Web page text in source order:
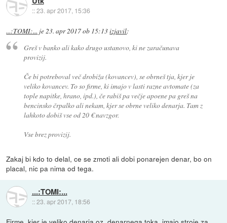
::23. apr 2017, 15:36
...:TOMI:... je23. apr 2017 ob 15:13izjavil:
Greš v banko ali kako drugo ustanovo, ki ne zaračunava
provizij.
Če bi potreboval več drobiža (kovancev), se obrneš tja, kjer je
veliko kovancev. To so firme, ki imajo v lasti razne avtomate (za
tople napitke, hrano, ipd.), če rabiš pa večje apoene pa greš na
bencinsko črpalko ali nekam, kjer se obrne veliko denarja. Tam z
lahkoto dobiš vse od 20 € navzgor.
Vse brez provizij.
Zakaj bi kdo to delal, ce se zmoti ali dobi ponarejen denar, bo on
placal, nic pa nima od tega.
...:TOMI:...
::23. apr 2017, 18:56